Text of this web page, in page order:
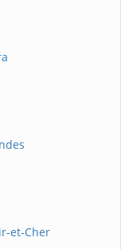
et-Cher